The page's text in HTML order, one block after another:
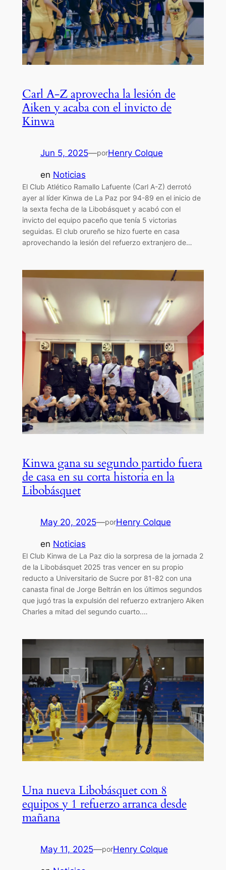
Carl A-Z aprovecha la lesión de
Aiken y acaba con el invicto de
Kinwa
Jun 5, 2025—porHenry Colque
en Noticias
El Club Atlético Ramallo Lafuente (Carl A-Z) derrotó
ayer al líder Kinwa de La Paz por 94-89 en el inicio de
la sexta fecha de la Libobásquet y acabó con el
invicto del equipo paceño que tenía 5 victorias
seguidas. El club orureño se hizo fuerte en casa
aprovechando la lesión del refuerzo extranjero de…
Kinwa gana su segundo partido fuera
de casa en su corta historia en la
Libobásquet
May 20, 2025—porHenry Colque
en Noticias
El Club Kinwa de La Paz dio la sorpresa de la jornada 2
de la Libobásquet 2025 tras vencer en su propio
reducto a Universitario de Sucre por 81-82 con una
canasta final de Jorge Beltrán en los últimos segundos
que jugó tras la expulsión del refuerzo extranjero Aiken
Charles a mitad del segundo cuarto.…
Una nueva Libobásquet con 8
equipos y 1 refuerzo arranca desde
mañana
May 11, 2025—porHenry Colque